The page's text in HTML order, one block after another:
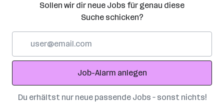
Sollen wir dir neue Jobs für genau diese
Suche schicken?
Adresse
Job-Alarm anlegen
Du erhältst nur neue passende Jobs – sonst nichts!